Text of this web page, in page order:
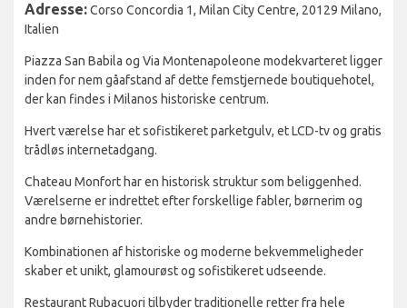
Adresse:Corso Concordia 1, Milan City Centre, 20129 Milano,
Italien
Piazza San Babila og Via Montenapoleone modekvarteret ligger
inden for nem gåafstand af dette femstjernede boutiquehotel,
der kan findes i Milanos historiske centrum.
Hvert værelse har et sofistikeret parketgulv, et LCD-tv og gratis
trådløs internetadgang.
Chateau Monfort har en historisk struktur som beliggenhed.
Værelserne er indrettet efter forskellige fabler, børnerim og
andre børnehistorier.
Kombinationen af historiske og moderne bekvemmeligheder
skaber et unikt, glamourøst og sofistikeret udseende.
Restaurant Rubacuori tilbyder traditionelle retter fra hele